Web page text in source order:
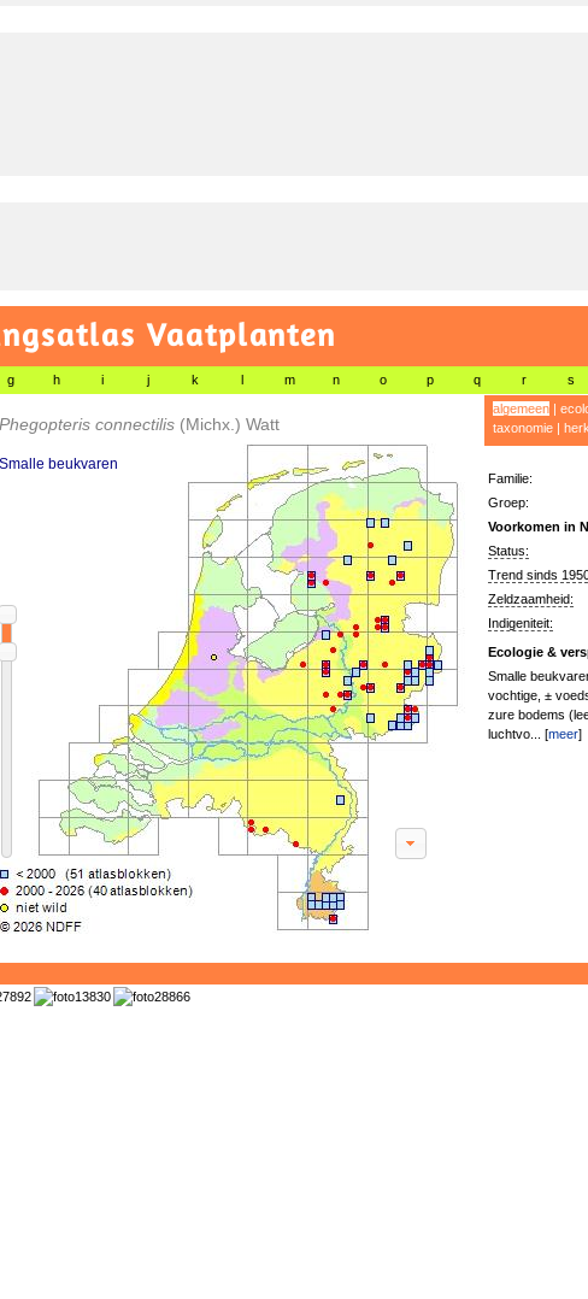
Vaatplanten
g h i j k l m n o p q r s
Phegopteris connectilis (Michx.) Watt
Smalle beukvaren
algemeen|
taxonomie|
Familie:
Groep:
Voorkomen in
Status:
Trend sinds
Zeldzaamheid:
Indigeniteit:
Ecologie &
Smalle
vochtige, ±
zure bodems
luchtvo... [meer]